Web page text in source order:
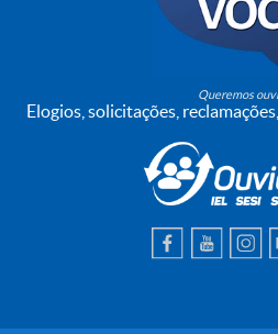
Queremos
Elogios, solicitações,